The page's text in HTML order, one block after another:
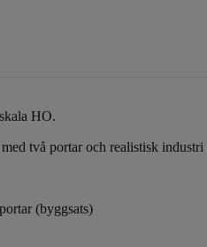
HO.
två portar och realistisk
(byggsats)